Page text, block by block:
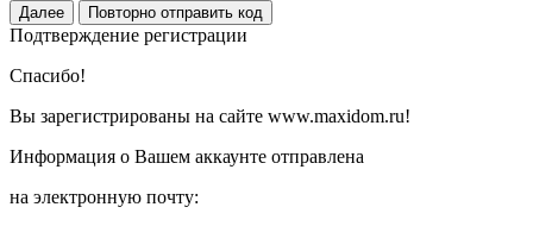
Далее Повторно отправить код
Подтверждение регистрации
Спасибо!
Вы зарегистрированы на сайте www.maxidom.ru!
Информация о Вашем аккаунте отправлена
на электронную почту: